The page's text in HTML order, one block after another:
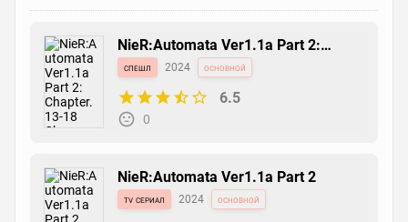
NieR:Automata Ver1.1a Part 2:
Chapter. 13-18 Chousa Report
спешл 2024 основной
6.5
0
NieR:Automata Ver1.1a Part 2
tv сериал 2024 основной